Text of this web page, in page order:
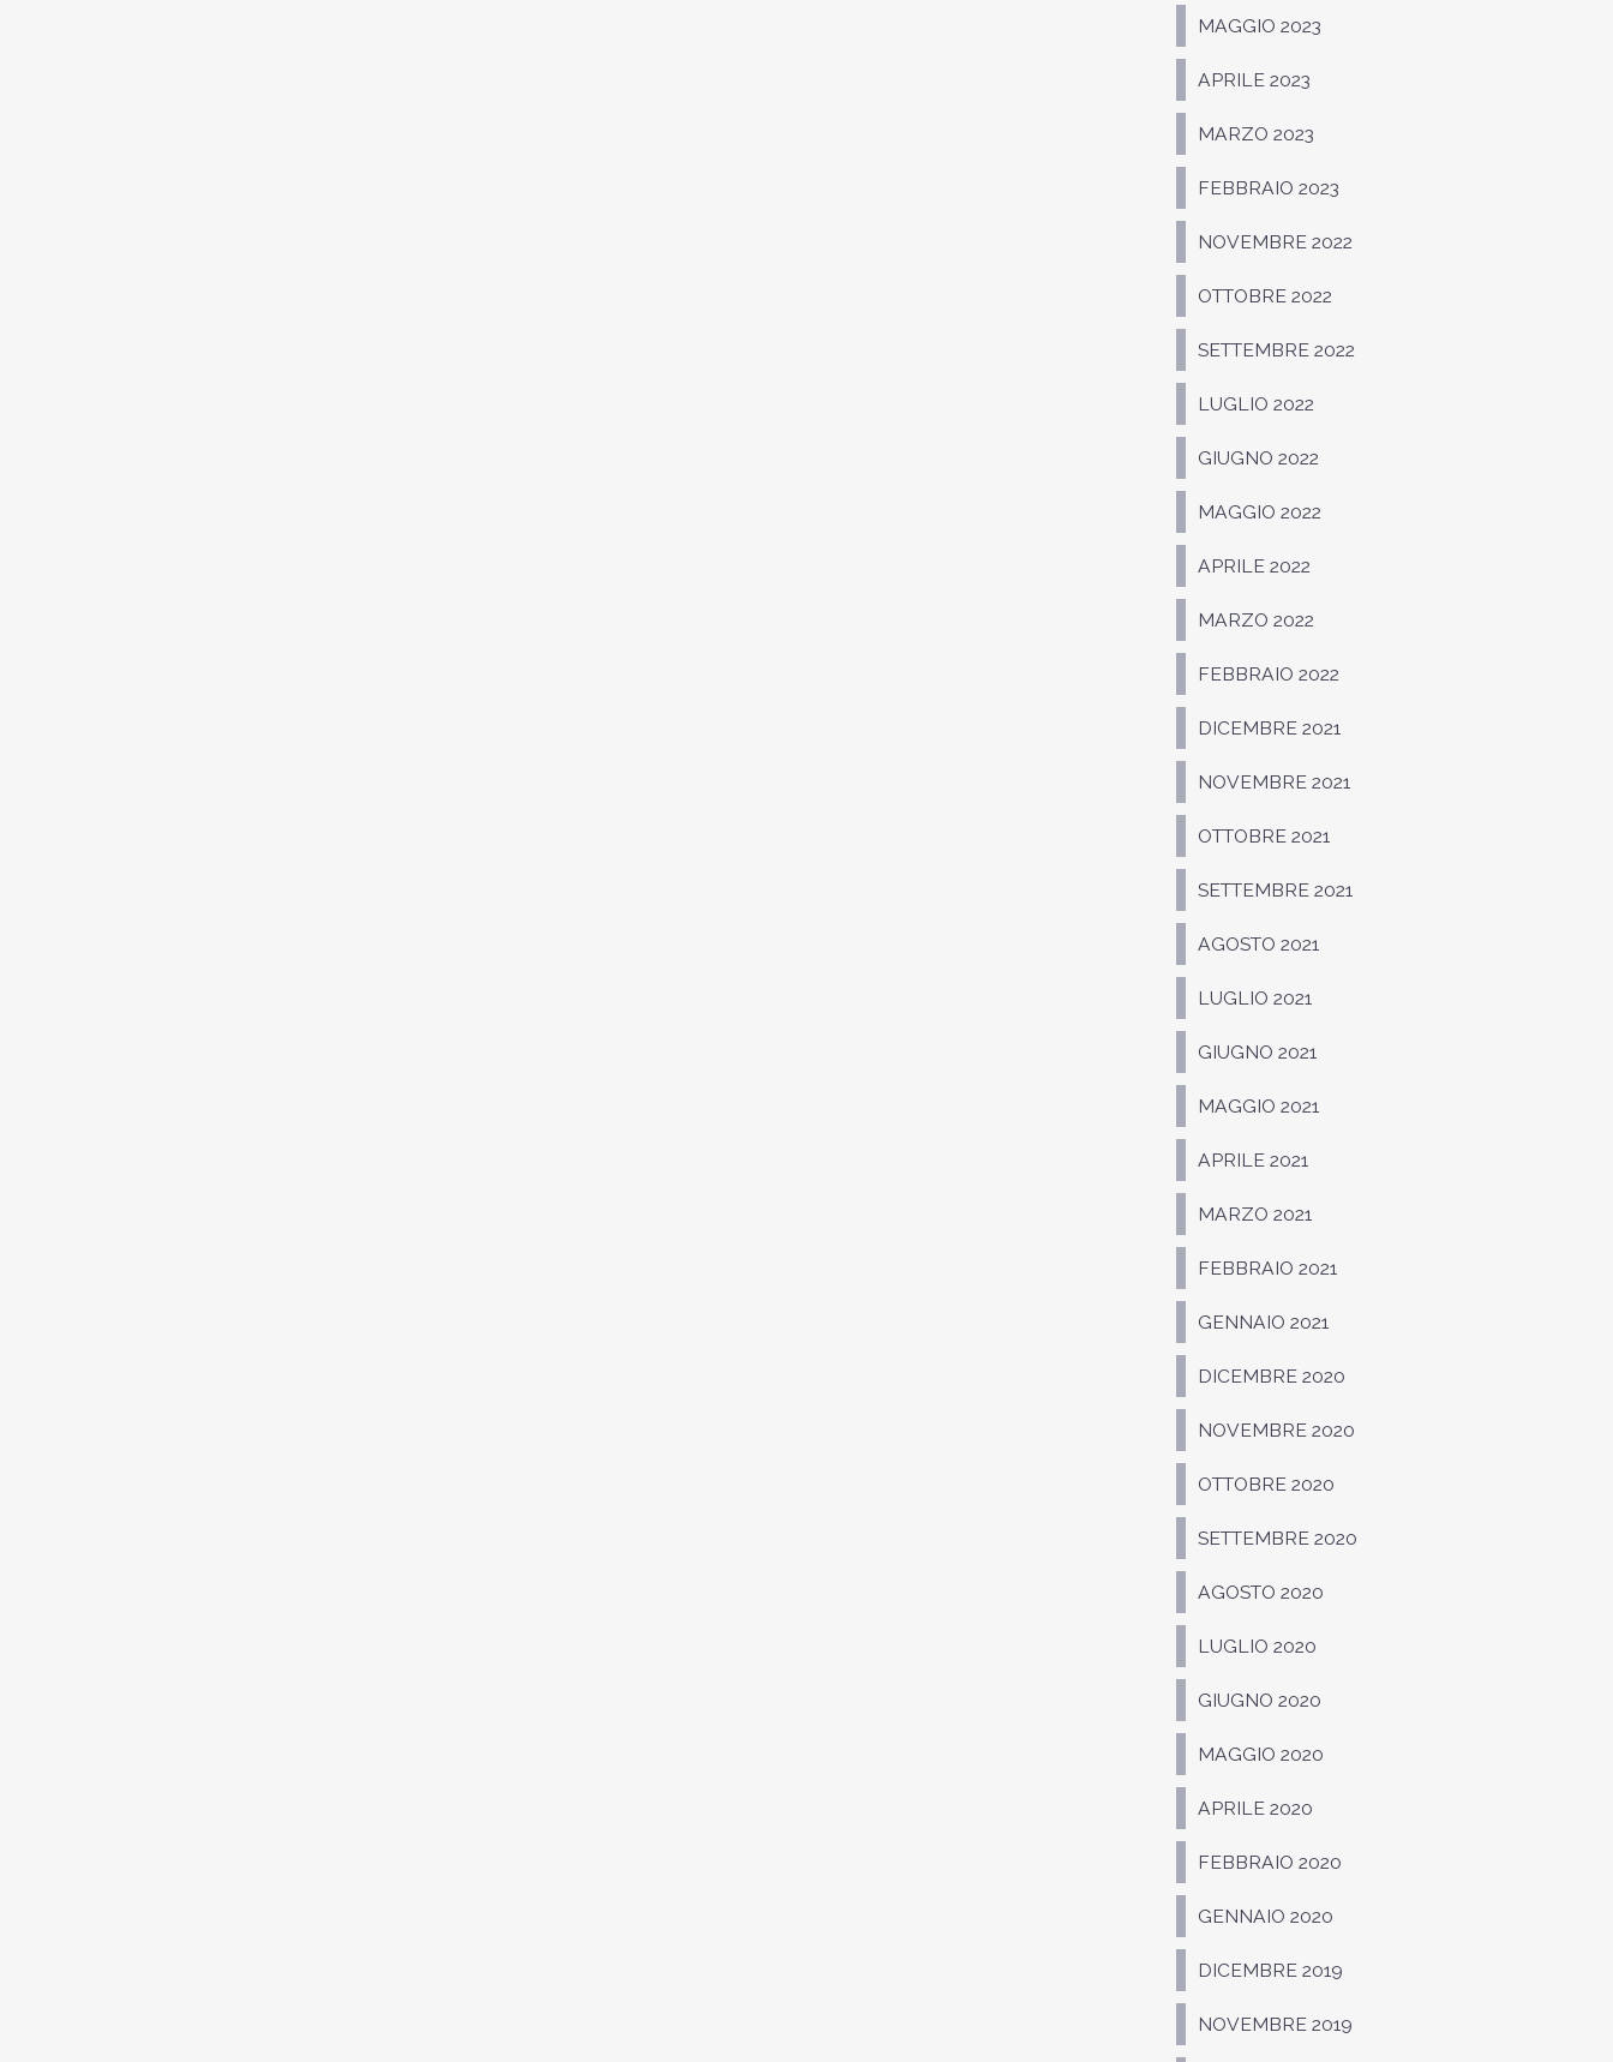
MAGGIO 2023
APRILE 2023
MARZO 2023
FEBBRAIO 2023
NOVEMBRE 2022
OTTOBRE 2022
SETTEMBRE 2022
LUGLIO 2022
GIUGNO 2022
MAGGIO 2022
APRILE 2022
MARZO 2022
FEBBRAIO 2022
DICEMBRE 2021
NOVEMBRE 2021
OTTOBRE 2021
SETTEMBRE 2021
AGOSTO 2021
LUGLIO 2021
GIUGNO 2021
MAGGIO 2021
APRILE 2021
MARZO 2021
FEBBRAIO 2021
GENNAIO 2021
DICEMBRE 2020
NOVEMBRE 2020
OTTOBRE 2020
SETTEMBRE 2020
AGOSTO 2020
LUGLIO 2020
GIUGNO 2020
MAGGIO 2020
APRILE 2020
FEBBRAIO 2020
GENNAIO 2020
DICEMBRE 2019
NOVEMBRE 2019